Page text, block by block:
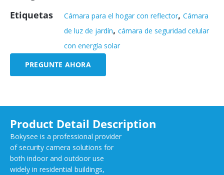
Etiquetas Cámara para el hogar con reflector, Cámara
de luz de jardín, cámara de seguridad celular
con energía solar
PREGUNTE AHORA
Product Detail Description
Bokysee is a professional provider
of security camera solutions for
both indoor and outdoor use
widely in residential buildings,